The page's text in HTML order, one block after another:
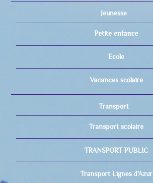
Jeunesse
Petite enfance
Ecole
Vacances scolaire
Transport
Transport scolaire
TRANSPORT PUBLIC
Transport Lignes d’Azur